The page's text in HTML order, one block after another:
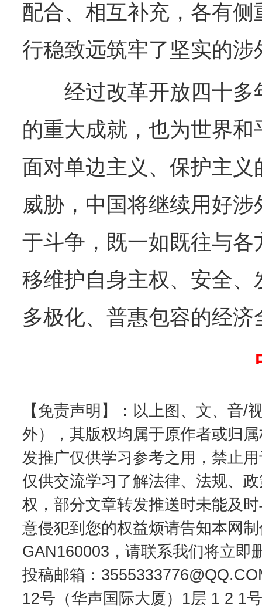
配合、相互补充，各有
行稳致远筑牢了坚实的涉
经过改革开放四十多
的重大成就，也为世界
面对单边主义、保护主
威胁，中国将继续用好涉
于斗争，既一如既往与
移维护自身主权、安全
多极化、普惠包容的经济
【免责声明】：以上图、文、音/
外），其版权均属于原作者或归
发推广仅供学习参考之用，禁止
仅供交流学习了解法律、法规、
权，部分文章转发推送时未能及
意侵犯到您的权益烦请告知本网
GAN160003，请联系我们将立即
投稿邮箱：
12号（华声国际大厦）1层 1 2 1
这是一记警钟！ 谢
在谋一域中谋全局
今
习近平的博鳌关键词
魏明
“刷贴”乱象丛生
生